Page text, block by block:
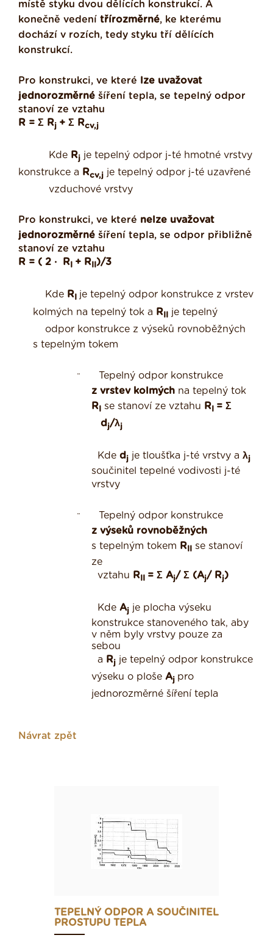
místě styku dvou dělících konstrukcí. A
konečně vedení třírozměrné, ke kterému
dochází v rozích, tedy styku tří dělících
konstrukcí.
Pro konstrukci, ve které
lze uvažovat
jednorozměrné šíření tepla, se tepelný odpor
stanoví ze vztahu
R = Σ Rj + Σ Rcv,j
Kde Rj je tepelný odpor j-té hmotné vrstvy
konstrukce a
Rcv,j je tepelný odpor j-té uzavřené
vzduchové vrstvy
Pro konstrukci, ve které nelze uvažovat
jednorozměrné šíření tepla, se odpor přibližně
stanoví ze vztahu
R = ( 2 ·
RI + RII)/3
Kde RI je tepelný odpor konstrukce z vrstev
kolmých na tepelný tok a
R
je tepelný
odpor konstrukce z výseků rovnoběžných
s tepelným tokem
¨
Tepelný odpor konstrukce
z vrstev kolmých na tepelný tok
RI se stanoví ze vztahu RI = Σ
d j/λj
Kde d j je tloušťka j-té vrstvy a λj
součinitel tepelné vodivosti j-té
vrstvy
¨
Tepelný odpor konstrukce
z výseků rovnoběžných
s tepelným tokem RII se stanoví
ze
vztahu
R = Σ Aj/ Σ (Aj/ Rj)
Kde Aj je plocha výseku
konstrukce stanoveného tak, aby
v něm byly vrstvy pouze za
sebou
a
Rj je tepelný odpor konstrukce
výseku o ploše Aj pro
jednorozměrné šíření tepla
Návrat zpět
TEPELNÝ ODPOR A SOUČINITEL
PROSTUPU TEPLA